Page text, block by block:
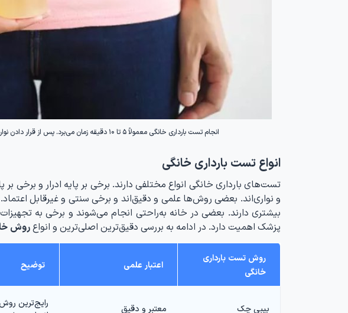
انجام تست بارداری خانگی معمولاً ۵ تا ۱۰ دقیقه زمان می‌برد. پس از قرار دادن نوار تست در ادرار، نتایج طی این مدت مشخص می‌شوند.
انواع تست بارداری خانگی
تست‌های بارداری خانگی انواع مختلفی دارند. برخی بر پایه ادرار و برخی
و نواری‌اند. بعضی روش‌ها علمی و دقیق‌اند و برخی سنتی و غیرقابل
بیشتری دارند. بعضی در خانه به‌راحتی انجام می‌شوند و برخی به تجهیزات
پزشک اهمیت دارد. در ادامه به بررسی دقیق‌ترین اصلی‌ترین و انواعروش
روش تست بارداری
خانگی
اعتبار علمی توضیح
بیبی چک معتبر و دقیق